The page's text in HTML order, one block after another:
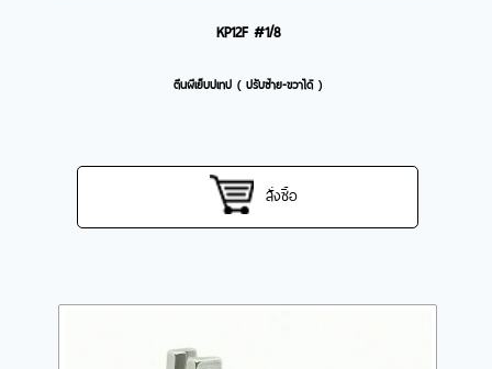
KP12F #1/8
ตีนผีเย็บปเทป ( ปรับซ้าย-ขวาได้ )
สั่งซื้อ